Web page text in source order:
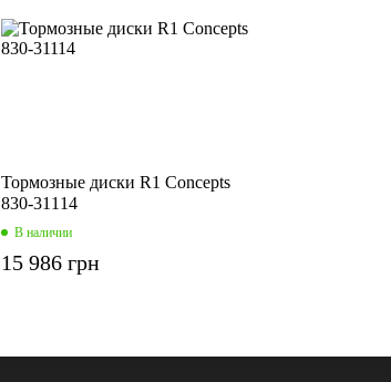
Тормозные диски R1 Concepts
830-31114
В наличии
15 986 грн